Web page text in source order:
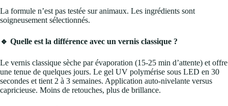
La formule n’est pas testée sur animaux. Les ingrédients sont
soigneusement sélectionnés.
🔹 Quelle est la différence avec un vernis classique ?
Le vernis classique sèche par évaporation (15-25 min d’attente) et offre
une tenue de quelques jours. Le gel UV polymérise sous LED en 30
secondes et tient 2 à 3 semaines. Application auto-nivelante versus
capricieuse. Moins de retouches, plus de brillance.